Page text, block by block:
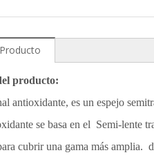
producto:
antioxidante, es un espejo
se basa en el Semi-lente
cubrir una gama más amplia.